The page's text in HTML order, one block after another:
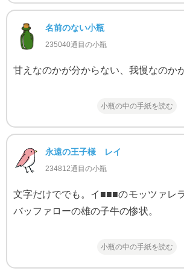
名前のない小瓶
235040通目の小瓶
甘えなのかが分からない、我慢なのか
小瓶の中の手紙を読む
永遠の王子様 レイ
234812通目の小瓶
文字だけででも。イ■■■のモッツァレ
バッファローの雄の子牛の惨状。
小瓶の中の手紙を読む